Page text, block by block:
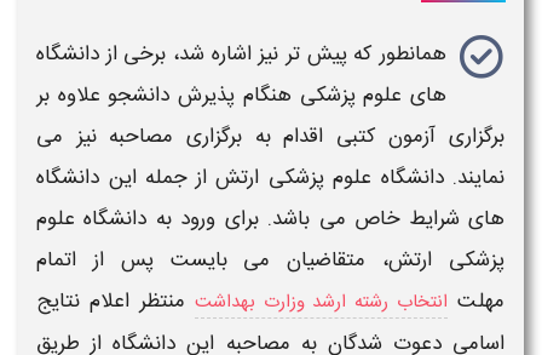
همانطور که پیش تر نیز اشاره شد، برخی ازدانشگاه
هایعلوم پزشکی هنگام پذیرش دانشجو علاوه بر
برگزاری آزمون کتبی اقدام به برگزاری مصاحبهنیز می
نمایند. دانشگاه علوم پزشکی ارتش از جمله این دانشگاه
های شرایط خاص می باشد. برای ورود به دانشگاه علوم
پزشکی ارتش، متقاضیان می بایست پس از اتمام
مهلت انتخاب رشته ارشد وزارت بهداشت منتظر اعلام نتایج
اسامی دعوت شدگان به مصاحبه این دانشگاه از طریق